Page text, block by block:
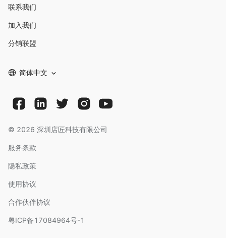
联系我们
加入我们
分销联盟
简体中文
© 2026 深圳店匠科技有限公司
服务条款
隐私政策
使用协议
合作伙伴协议
粤ICP备17084964号-1